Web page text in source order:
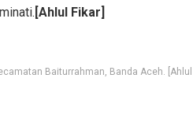
[Ahlul Fikar]
Baiturrahman, Banda Aceh. [Ahlul